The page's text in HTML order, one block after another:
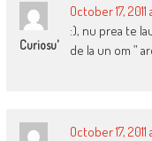
Curiosu'
October 17, 2011
:), nu prea te
de la un om ”
October 17, 2011